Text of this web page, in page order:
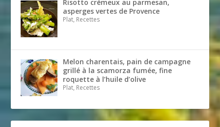
Risotto crémeux au parmesan,
asperges vertes de Provence
Plat, Recettes
Melon charentais, pain de campagne
grillé à la scamorza fumée, fine
roquette à l’huile d’olive
Plat, Recettes